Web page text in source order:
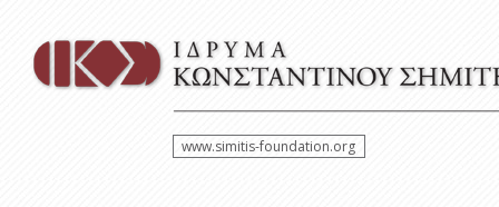
www.simitis-foundation.org